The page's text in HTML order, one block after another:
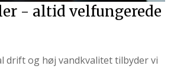
- altid velfungerede
drift og høj vandkvalitet tilbyder vi